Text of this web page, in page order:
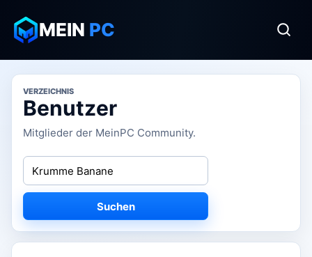
MEIN PC
VERZEICHNIS
Benutzer
Mitglieder der MeinPC Community.
Suchen